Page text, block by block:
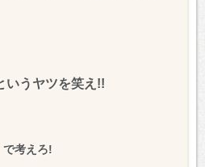
いうヤツを笑え!!
で考えろ!